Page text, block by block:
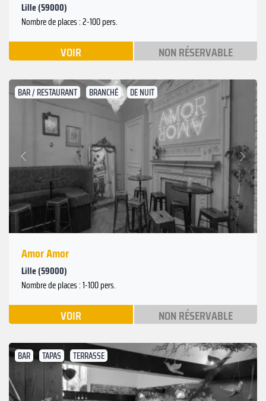
Lille (59000)
Nombre de places : 2-100 pers.
VOIR NON RÉSERVABLE
BAR / RESTAURANT BRANCHÉ DE NUIT
Précédent
Suivant
Amor Amor
Lille (59000)
Nombre de places : 1-100 pers.
VOIR NON RÉSERVABLE
BAR TAPAS TERRASSE